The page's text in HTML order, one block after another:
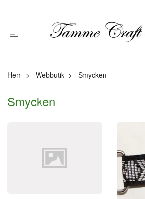
Hem Webbutik Smycken
Smycken